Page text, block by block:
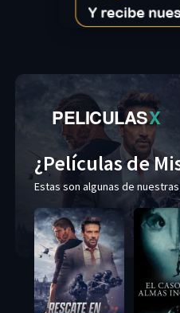
PELICULASX
¿Películas de
Estas son algunas de